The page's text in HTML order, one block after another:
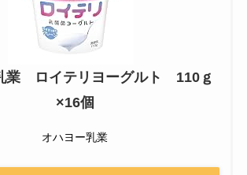
業 ロイテリヨーグルト 110ｇ
×16個
オハヨー乳業